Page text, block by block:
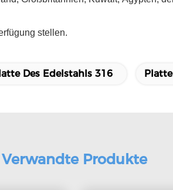
stellen.
Des Edelstahls 316
Verwandte Produkte